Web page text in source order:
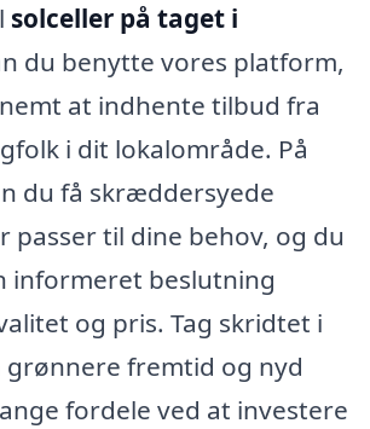
solceller på taget i
du benytte vores platform,
at indhente tilbud fra
i dit lokalområde. På
du få skræddersyede
passer til dine behov, og du
informeret beslutning
og pris. Tag skridtet i
fremtid og nyd
fordele ved at investere